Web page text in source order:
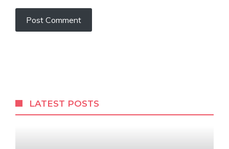
LATEST POSTS